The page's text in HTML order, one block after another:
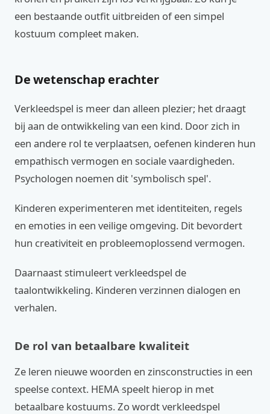
een bestaande outfit uitbreiden of een simpel
kostuum compleet maken.
De wetenschap erachter
Verkleedspel is meer dan alleen plezier; het draagt
bij aan de ontwikkeling van een kind. Door zich in
een andere rol te verplaatsen, oefenen kinderen hun
empathisch vermogen en sociale vaardigheden.
Psychologen noemen dit 'symbolisch spel'.
Kinderen experimenteren met identiteiten, regels
en emoties in een veilige omgeving. Dit bevordert
hun creativiteit en probleemoplossend vermogen.
Daarnaast stimuleert verkleedspel de
taalontwikkeling. Kinderen verzinnen dialogen en
verhalen.
De rol van betaalbare kwaliteit
Ze leren nieuwe woorden en zinsconstructies in een
speelse context. HEMA speelt hierop in met
betaalbare kostuums. Zo wordt verkleedspel